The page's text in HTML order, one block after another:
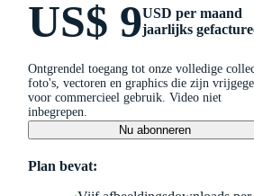
US$ 9USD per maand
jaarlijks
Ontgrendel toegang tot onze volledige
foto's, vectoren en graphics die zijn
voor commercieel gebruik. Video niet
inbegrepen.
Nu abonneren
Plan bevat: